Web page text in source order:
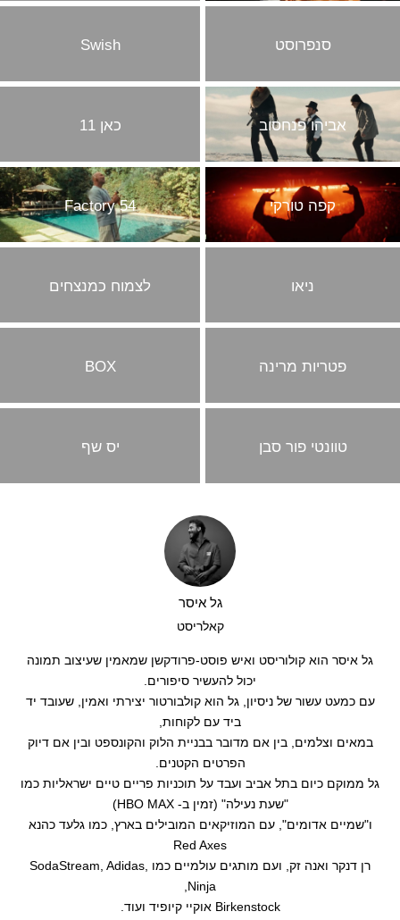
סנפרוסט Swish
אביהו פנחסוב כאן 11
קפה טורקי Factory 54
ניאו לצמוח כמנצחים
פטריות מרינה BOX
טוונטי פור סבן יס שף
גל איסר
קאלריסט
גל איסר הוא קולוריסט ואיש פוסט-פרודקשן שמאמין שעיצוב תמונה
יכול להעשיר סיפורים.
עם כמעט עשור של ניסיון, גל הוא קולבורטור יצירתי ואמין, שעובד יד
ביד עם לקוחות,
במאים וצלמים, בין אם מדובר בבניית הלוק והקונספט ובין אם דיוק
הפרטים הקטנים.
גל ממוקם כיום בתל אביב ועבד על תוכניות פריים טיים ישראליות כמו
"שעת נעילה" (זמין ב- HBO MAX)
ו"שמיים אדומים", עם המוזיקאים המובילים בארץ, כמו גלעד כהנא
Red Axes
רן דנקר ואנה זק, ועם מותגים עולמיים כמו SodaStream, Adidas,
Ninja,
Birkenstock אוקיי קיופיד ועוד.